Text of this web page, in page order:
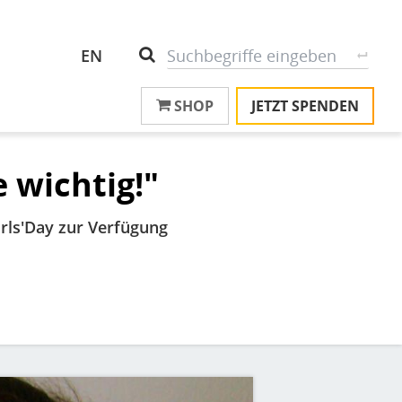
Header
Menu
EN Suche
SHOP JETZT SPENDEN
wichtig!"
zur Verfügung